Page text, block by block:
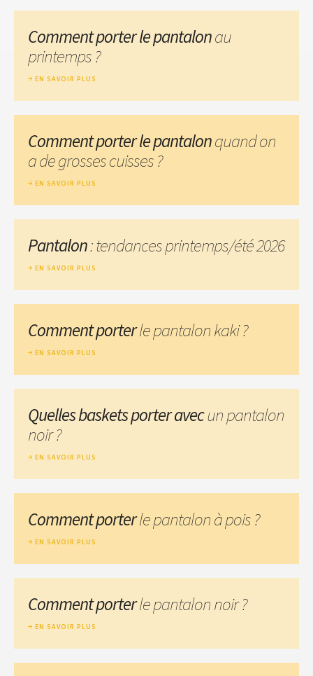
Comment porter le pantalonau
printemps ?
EN SAVOIR PLUS
Comment porter le pantalonquand on
a de grosses cuisses ?
EN SAVOIR PLUS
Pantalon: tendances printemps/été 2026
EN SAVOIR PLUS
Comment porterle pantalon kaki ?
EN SAVOIR PLUS
Quelles baskets porter avecun pantalon
noir ?
EN SAVOIR PLUS
Comment porterle pantalon à pois ?
EN SAVOIR PLUS
Comment porterle pantalon noir ?
EN SAVOIR PLUS